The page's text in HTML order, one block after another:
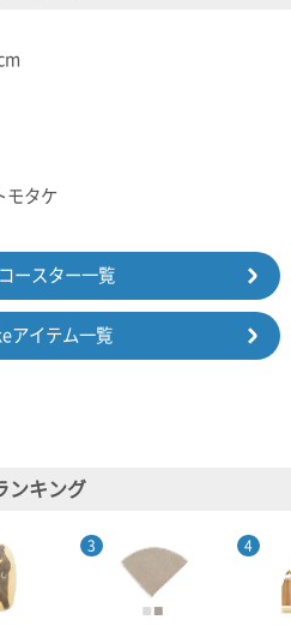
モタケ
ースター一覧
アイテム一覧
ンキング